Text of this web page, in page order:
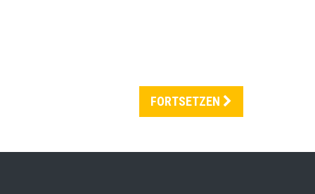
FORTSETZEN